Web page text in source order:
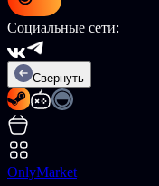
Социальные сети:
Свернуть
OnlyMarket